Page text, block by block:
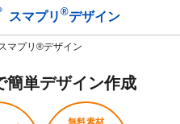
スマプリ ®デザイン
マプリ®デザイン
簡単デザイン作成
無料素材